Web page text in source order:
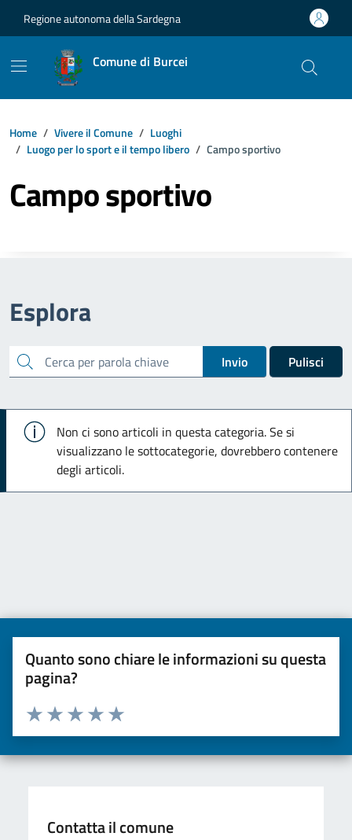
Regione autonoma della Sardegna
Comune di Burcei
Home Vivere il Comune
Luoghi
Luogo per lo sport e il tempo libero
Campo sportivo
Campo sportivo
Esplora
cerca Invio Pulisci
Info
Non ci sono articoli in questa categoria. Se si
visualizzano le sottocategorie, dovrebbero contenere
degli articoli.
Quanto sono chiare le informazioni su questa
pagina?
Valuta da 1 a 5 stelle la pagina
Valuta 5 stelle su 5
Valuta 4 stelle su 5
Valuta 3 stelle su 5
Valuta 2 stelle su 5
Valuta una stella su 5
Contatta il comune